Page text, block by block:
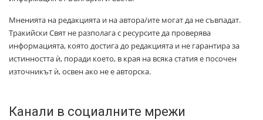
Мненията на редакцията и на автора/ите могат да не съвпадат.
Тракийски Свят не разполага с ресурсите да проверява
информацията, която достига до редакцията и не гарантира за
истинността ѝ, поради което, в края на всяка статия е посочен
източникът ѝ, освен ако не е авторска.
Канали в социалните мрежи